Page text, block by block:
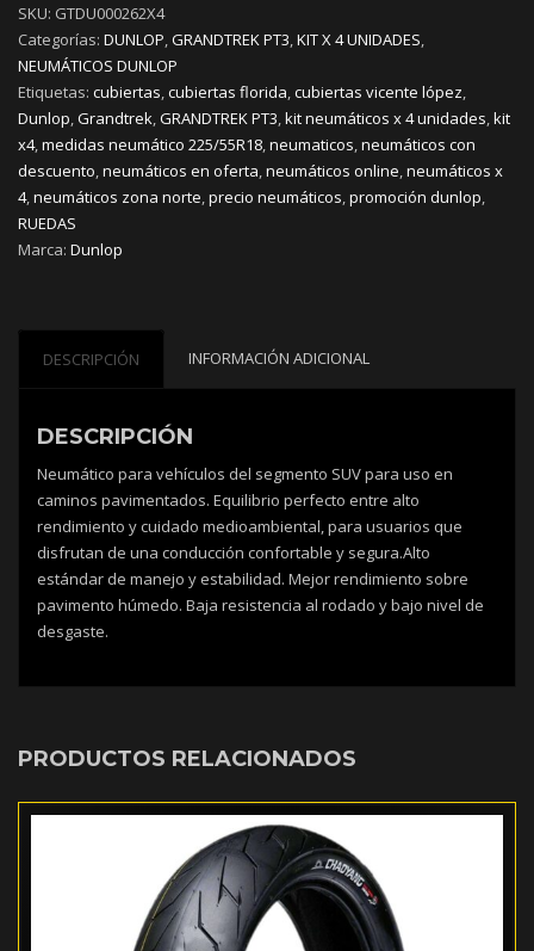
PT3
V98
KIT
x
4
cantidad
SKU: GTDU000262X4
Categorías: DUNLOP,GRANDTREK PT3,KIT X 4 UNIDADES,
NEUMÁTICOS DUNLOP
Etiquetas: cubiertas,cubiertas florida,cubiertas vicente lópez,
Dunlop,Grandtrek,GRANDTREK PT3,kit neumáticos x 4 unidades,kit
x4,medidas neumático 225/55R18,neumaticos,neumáticos con
descuento,neumáticos en oferta,neumáticos online,neumáticos x
4,neumáticos zona norte,precio neumáticos,promoción dunlop,
RUEDAS
Marca: Dunlop
DESCRIPCIÓN INFORMACIÓN ADICIONAL
DESCRIPCIÓN
Neumático para vehículos del segmento SUV para uso en
caminos pavimentados. Equilibrio perfecto entre alto
rendimiento y cuidado medioambiental, para usuarios que
disfrutan de una conducción confortable y segura.Alto
estándar de manejo y estabilidad. Mejor rendimiento sobre
pavimento húmedo. Baja resistencia al rodado y bajo nivel de
desgaste.
PRODUCTOS RELACIONADOS